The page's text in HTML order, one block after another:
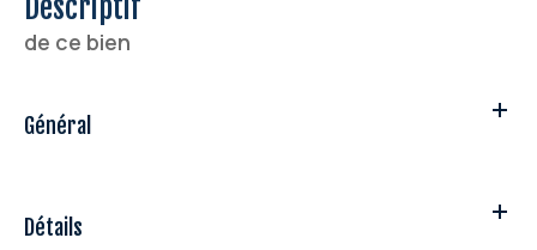
de ce bien
Général
Détails